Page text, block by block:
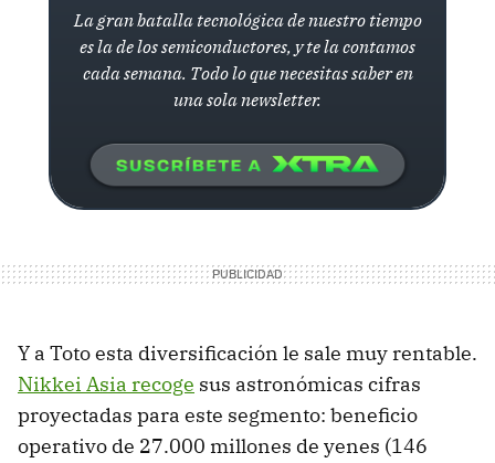
La gran batalla tecnológica de nuestro tiempo
es la de los semiconductores, y te la contamos
cada semana. Todo lo que necesitas saber en
una sola newsletter.
Y a Toto esta diversificación le sale muy rentable.
Nikkei Asia recoge sus astronómicas cifras
proyectadas para este segmento: beneficio
operativo de 27.000 millones de yenes (146